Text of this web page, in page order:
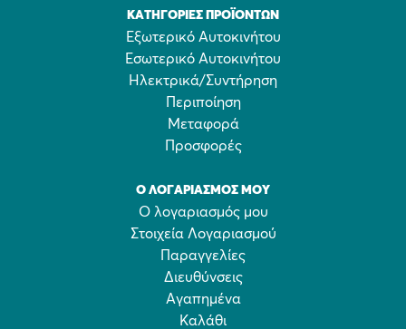
ΚΑΤΗΓΟΡΊΕΣ ΠΡΟΪΌΝΤΩΝ
Εξωτερικό Αυτοκινήτου
Εσωτερικό Αυτοκινήτου
Ηλεκτρικά/Συντήρηση
Περιποίηση
Μεταφορά
Προσφορές
Ο ΛΟΓΑΡΙΑΣΜΌΣ ΜΟΥ
Ο λογαριασμός μου
Στοιχεία Λογαριασμού
Παραγγελίες
Διευθύνσεις
Αγαπημένα
Καλάθι